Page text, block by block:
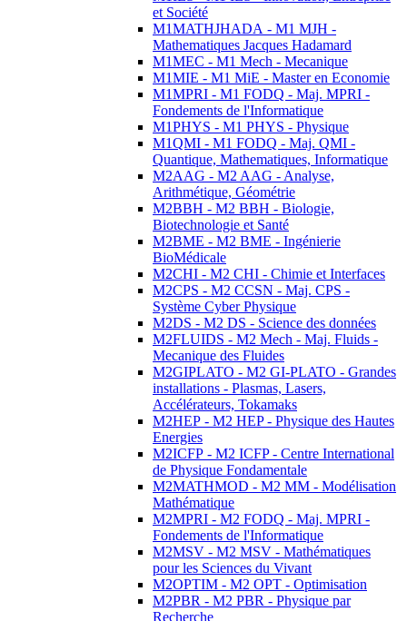
et Société
M1MATHJHADA - M1 MJH -
Mathematiques Jacques Hadamard
M1MEC - M1 Mech - Mecanique
M1MIE - M1 MiE - Master en Economie
M1MPRI - M1 FODQ - Maj. MPRI -
Fondements de l'Informatique
M1PHYS - M1 PHYS - Physique
M1QMI - M1 FODQ - Maj. QMI -
Quantique, Mathematiques, Informatique
M2AAG - M2 AAG - Analyse,
Arithmétique, Géométrie
M2BBH - M2 BBH - Biologie,
Biotechnologie et Santé
M2BME - M2 BME - Ingénierie
BioMédicale
M2CHI - M2 CHI - Chimie et Interfaces
M2CPS - M2 CCSN - Maj. CPS -
Système Cyber Physique
M2DS - M2 DS - Science des données
M2FLUIDS - M2 Mech - Maj. Fluids -
Mecanique des Fluides
M2GIPLATO - M2 GI-PLATO - Grandes
installations - Plasmas, Lasers,
Accélérateurs, Tokamaks
M2HEP - M2 HEP - Physique des Hautes
Energies
M2ICFP - M2 ICFP - Centre International
de Physique Fondamentale
M2MATHMOD - M2 MM - Modélisation
Mathématique
M2MPRI - M2 FODQ - Maj. MPRI -
Fondements de l'Informatique
M2MSV - M2 MSV - Mathématiques
pour les Sciences du Vivant
M2OPTIM - M2 OPT - Optimisation
M2PBR - M2 PBR - Physique par
Recherche